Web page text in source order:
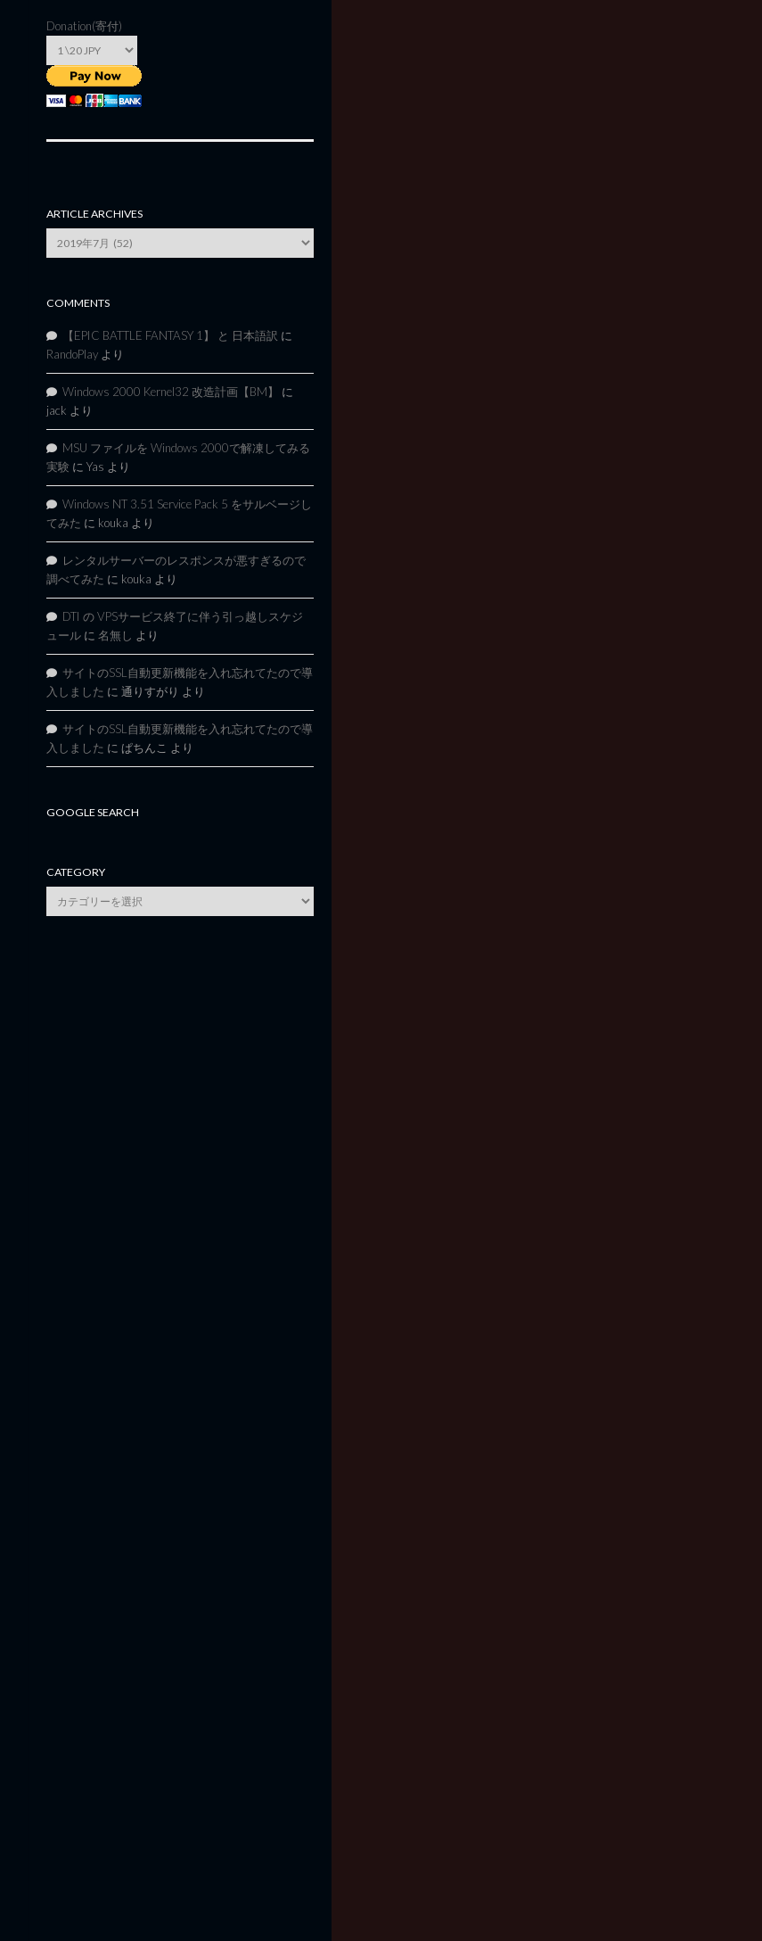
Donation(寄付)
ARTICLE ARCHIVES
Archives
COMMENTS
【EPIC BATTLE FANTASY 1】 と 日本語訳 に
RandoPlay より
Windows 2000 Kernel32 改造計画【BM】
に
jack より
MSU ファイルを Windows 2000で解凍してみる
実験 に Yas より
Windows NT 3.51 Service Pack 5 をサルベージし
てみた に kouka より
レンタルサーバーのレスポンスが悪すぎるので
調べてみた に kouka より
DTI の VPSサービス終了に伴う引っ越しスケジ
ュール に 名無し より
サイトのSSL自動更新機能を入れ忘れてたので導
入しました に 通りすがり より
サイトのSSL自動更新機能を入れ忘れてたので導
入しました に ぱちんこ より
GOOGLE SEARCH
CATEGORY
category